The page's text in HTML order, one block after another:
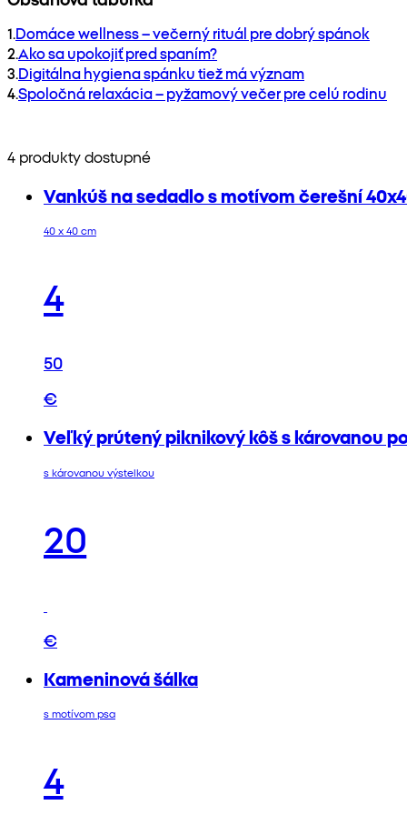
1.Domáce wellness – večerný rituál pre dobrý spánok
2.Ako sa upokojiť pred spaním?
3.Digitálna hygiena spánku tiež má význam
4.Spoločná relaxácia – pyžamový večer pre celú rodinu
4 produkty dostupné
Vankúš na sedadlo s motívom čerešní
40 x 40 cm
4
50
€
Veľký prútený piknikový kôš s károvanou
s károvanou výstelkou
20
€
Kameninová šálka
s motívom psa
4